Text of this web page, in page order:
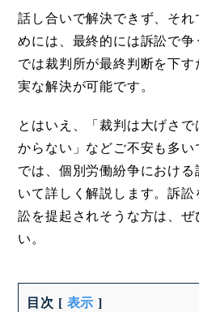
話し合いで解決できず、そ
めには、最終的には訴訟で
では裁判所が最終判断を下
実な解決が可能です。
とはいえ、「裁判は大げさ
からない」などご不安も多
では、個別労働紛争におけ
いて詳しく解説します。訴
訟を提起されそうな方は、ぜ
い。
目次 [ 表示 ]